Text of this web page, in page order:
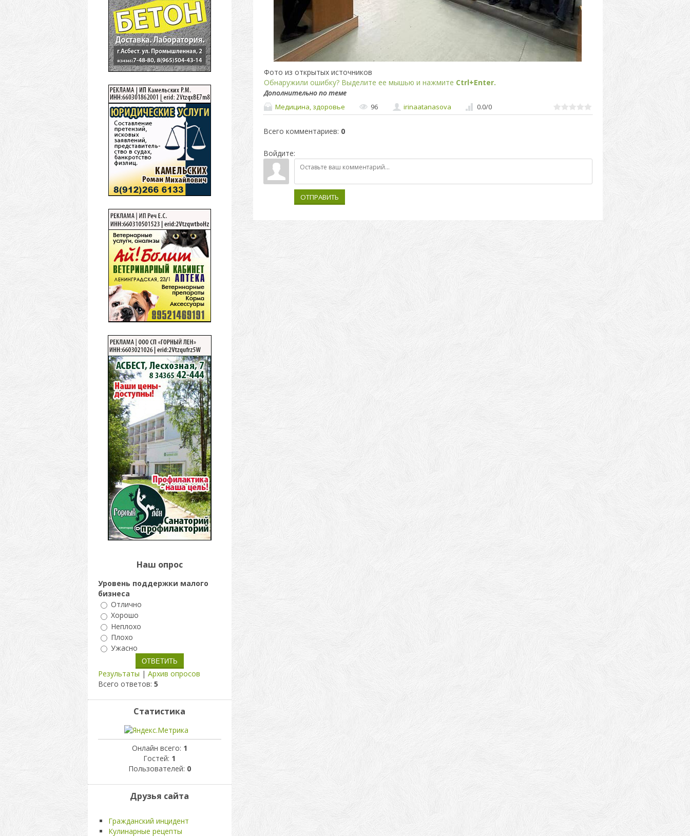
Фото из открытых источников
Обнаружили ошибку? Выделите ее мышью и нажмите Ctrl+Enter.
Дополнительно по теме
Медицина, здоровье
96 irinaatanasova 0.0/0
Всего комментариев: 0
Войдите:
ОТПРАВИТЬ
Наш опрос
Уровень поддержки малого
бизнеса
Отлично
Хорошо
Неплохо
Плохо
Ужасно
Результаты | Архив опросов
Всего ответов: 5
Статистика
Онлайн всего: 1
Гостей: 1
Пользователей: 0
Друзья сайта
Гражданский инцидент
Кулинарные рецепты